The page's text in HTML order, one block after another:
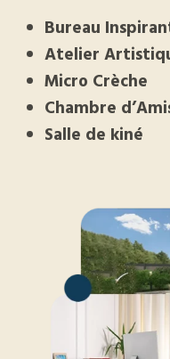
Bureau
Atelier
Micro Crèche
Chambre
Salle de kiné